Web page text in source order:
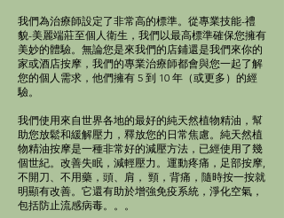
我們為治療師設定了非常高的標準。從專業技能-禮
貌-美麗端莊至個人衛生，我們以最高標準確保您擁有
美妙的體驗。​無論您是來我們的店鋪還是我們來你的
家或酒店按摩，我們的專業治療師都會與您一起了解
您的個人需求，他們擁有 5 到 10 年（或更多）的經
驗。
我們使用來自世界各地的最好的純天然植物精油，幫
助您放鬆和緩解壓力，釋放您的日常焦慮。純天然植
物精油按摩是一種非常好的減壓方法，已經使用了幾
個世紀。改善失眠，減輕壓力。運動疼痛， 足部按摩,
不開刀、不用藥，頭、肩， 頸，背痛，隨時按一按就
明顯有改善。它還有助於增強免疫系統，淨化空氣，
包括防止流感病毒。。。